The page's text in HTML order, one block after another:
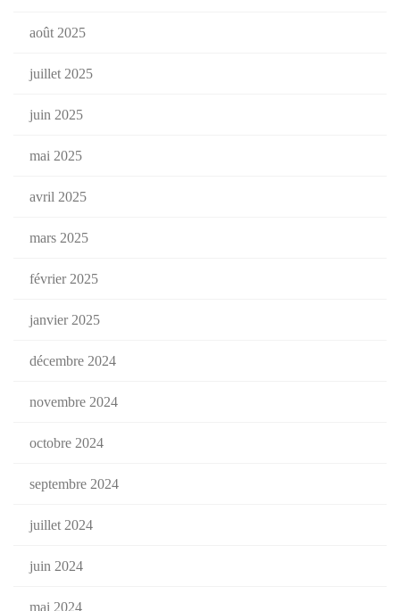
août 2025
juillet 2025
juin 2025
mai 2025
avril 2025
mars 2025
février 2025
janvier 2025
décembre 2024
novembre 2024
octobre 2024
septembre 2024
juillet 2024
juin 2024
mai 2024